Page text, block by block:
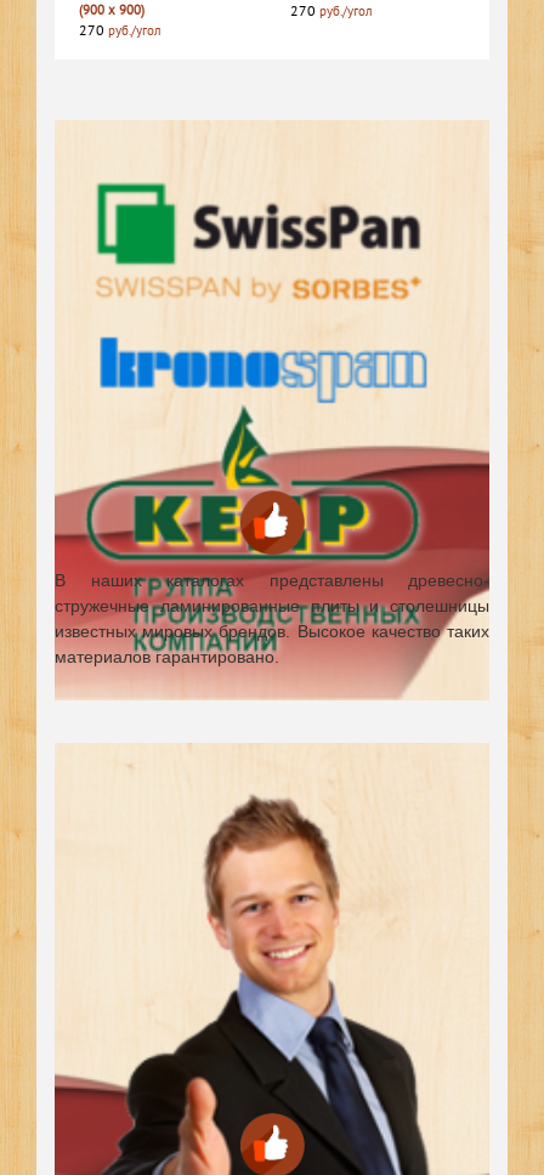
(900 х 900)
270 руб./угол
270 руб./угол
В наших каталогах представлены древесно-
стружечные ламинированные плиты и столешницы
известных мировых брендов. Высокое качество таких
материалов гарантировано.